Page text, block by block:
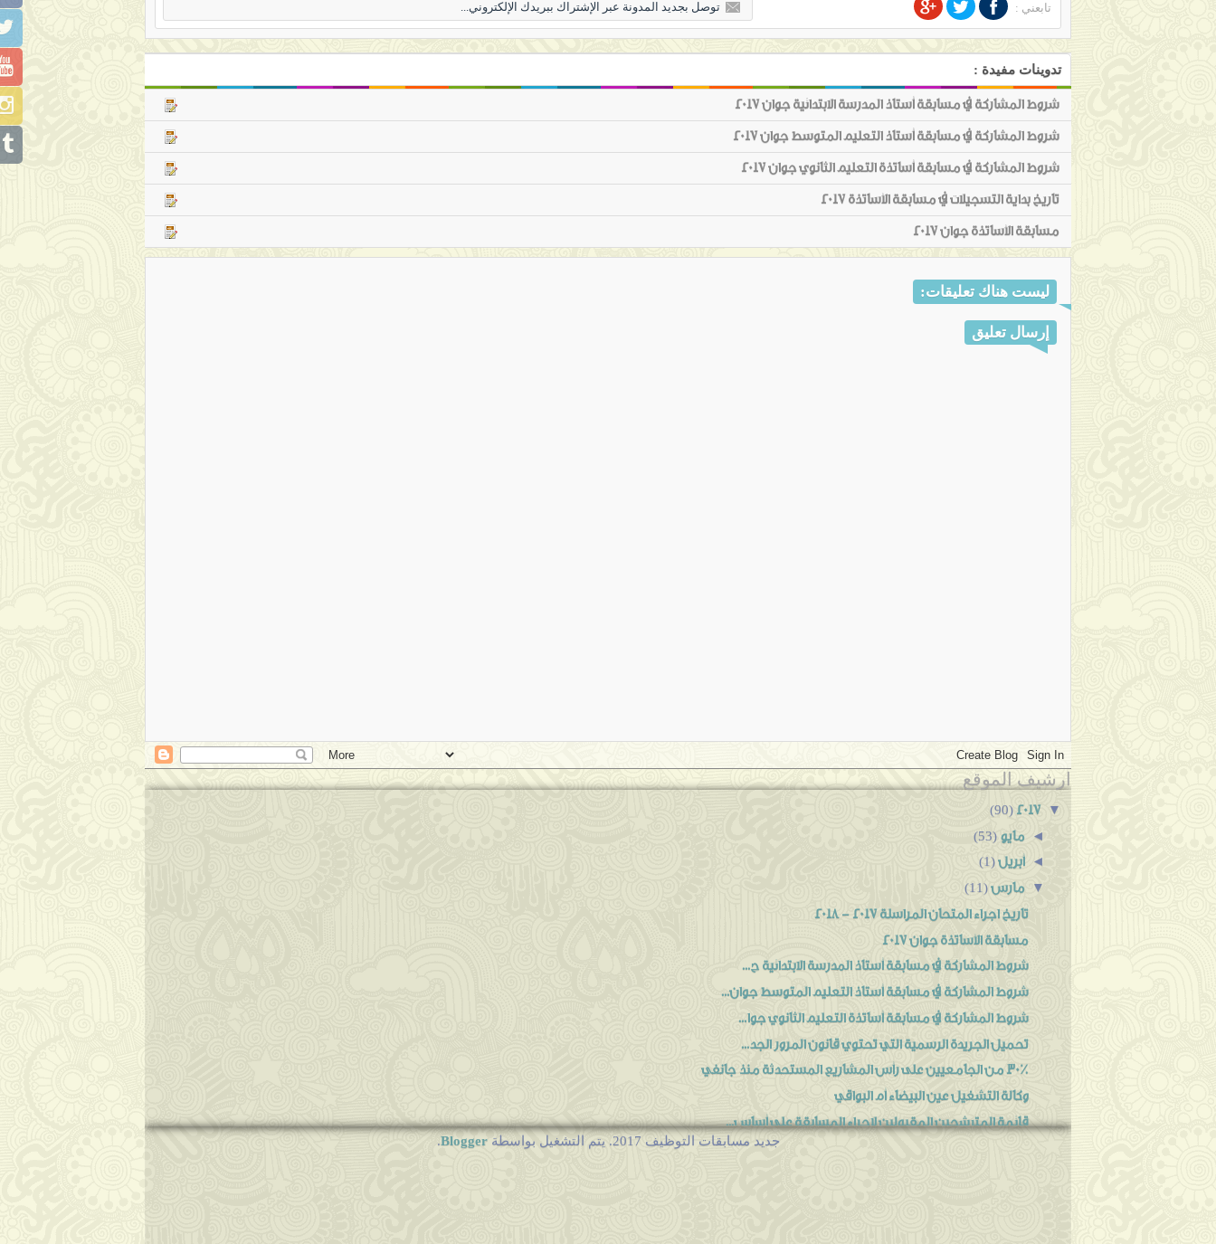
تابعني :
تدوينات مفيدة :
شروط المشاركة في مسابقة أستاذ المدرسة الابتدائية جوان 2017
شروط المشاركة في مسابقة أستاذ التعليم المتوسط جوان 2017
شروط المشاركة في مسابقة أساتذة التعليم الثانوي جوان 2017
تاريخ بداية التسجيلات في مسابقة الأساتذة 2017
مسابقة الأساتذة جوان 2017
ليست هناك تعليقات:
إرسال تعليق
ارشيف الموقع
▼
2017
(90)
◄ مايو (53)
◄أبريل(1)
▼مارس(11)
تاريخ اجراء المتحان المراسلة 2017 - 2018
مسابقة الأساتذة جوان 2017
شروط المشاركة في مسابقة أستاذ المدرسة الابتدائية ج...
شروط المشاركة في مسابقة أستاذ التعليم المتوسط جوان...
شروط المشاركة في مسابقة أساتذة التعليم الثانوي جوا...
تحميل الجريدة الرسمية التي تحتوي قانون المرور الجد...
30٪ من الجامعيين على رأس المشاريع المستحدثة منذ جانفي
وكالة التشغيل عين البيضاء أم البواقي
قائمة المترشحين المقبولين لإجراء المسابقة على أساس...
مسابقة على أساس الإختبارات للإلتحاق بسلك الجمارك 2017جديد مسابقات التوظيف 2017. يتم التشغيل بواسطة Blogger
.